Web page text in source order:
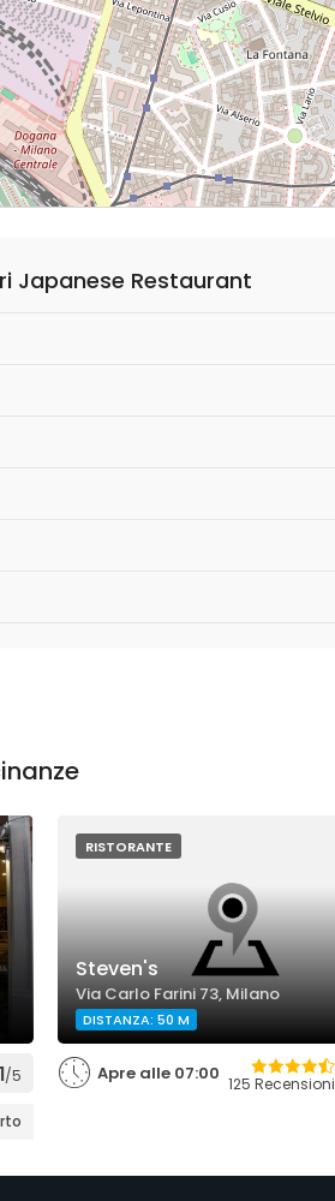
Japanese Restaurant
/5
RISTORANTE
Steven's
Via Carlo Farini 73, Milano
DISTANZA: 50 M
Apre alle 07:00 125 Recensioni